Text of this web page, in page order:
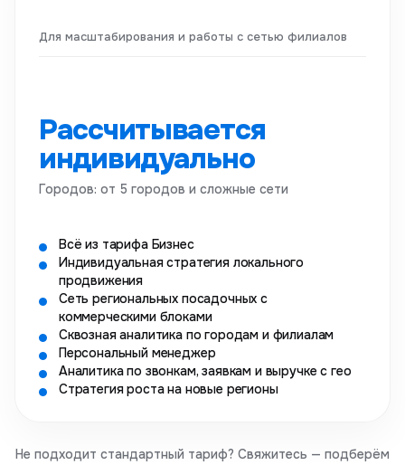
Для масштабирования и работы с сетью филиалов
Рассчитывается
индивидуально
Городов: от 5 городов и сложные сети
Всё из тарифа Бизнес
Индивидуальная стратегия локального
продвижения
Сеть региональных посадочных с
коммерческими блоками
Сквозная аналитика по городам и филиалам
Персональный менеджер
Аналитика по звонкам, заявкам и выручке с гео
Стратегия роста на новые регионы
Не подходит стандартный тариф? Свяжитесь — подберём